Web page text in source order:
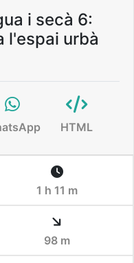
i secà 6:
l'espai urbà
HTML
1 h 11 m
98 m